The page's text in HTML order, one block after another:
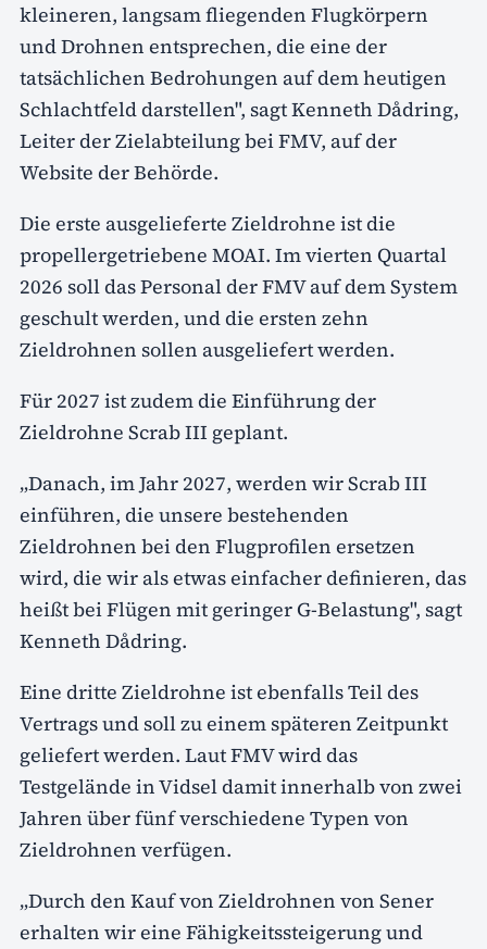
kleineren, langsam fliegenden Flugkörpern
und Drohnen entsprechen, die eine der
tatsächlichen Bedrohungen auf dem heutigen
Schlachtfeld darstellen", sagt Kenneth Dådring,
Leiter der Zielabteilung bei FMV, auf der
Website der Behörde.
Die erste ausgelieferte Zieldrohne ist die
propellergetriebene MOAI. Im vierten Quartal
2026 soll das Personal der FMV auf dem System
geschult werden, und die ersten zehn
Zieldrohnen sollen ausgeliefert werden.
Für 2027 ist zudem die Einführung der
Zieldrohne Scrab III geplant.
„Danach, im Jahr 2027, werden wir Scrab III
einführen, die unsere bestehenden
Zieldrohnen bei den Flugprofilen ersetzen
wird, die wir als etwas einfacher definieren, das
heißt bei Flügen mit geringer G-Belastung", sagt
Kenneth Dådring.
Eine dritte Zieldrohne ist ebenfalls Teil des
Vertrags und soll zu einem späteren Zeitpunkt
geliefert werden. Laut FMV wird das
Testgelände in Vidsel damit innerhalb von zwei
Jahren über fünf verschiedene Typen von
Zieldrohnen verfügen.
„Durch den Kauf von Zieldrohnen von Sener
erhalten wir eine Fähigkeitssteigerung und